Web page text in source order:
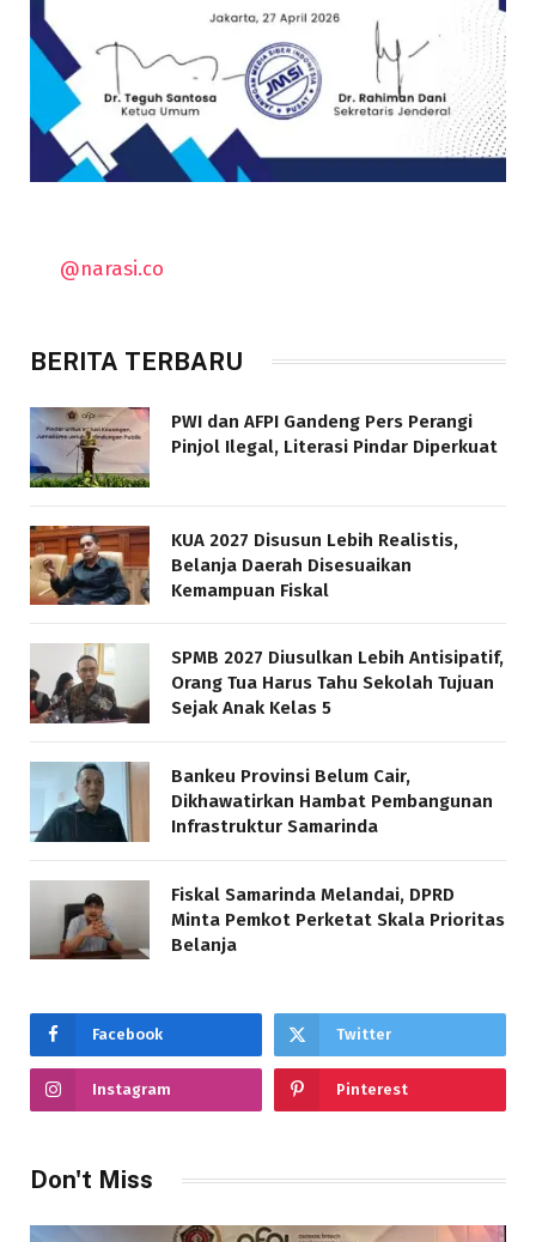
@narasi.co
BERITA TERBARU
PWI dan AFPI Gandeng Pers Perangi
Pinjol Ilegal, Literasi Pindar Diperkuat
KUA 2027 Disusun Lebih Realistis,
Belanja Daerah Disesuaikan
Kemampuan Fiskal
SPMB 2027 Diusulkan Lebih Antisipatif,
Orang Tua Harus Tahu Sekolah Tujuan
Sejak Anak Kelas 5
Bankeu Provinsi Belum Cair,
Dikhawatirkan Hambat Pembangunan
Infrastruktur Samarinda
Fiskal Samarinda Melandai, DPRD
Minta Pemkot Perketat Skala Prioritas
Belanja
Facebook Twitter
Instagram Pinterest
Don't Miss